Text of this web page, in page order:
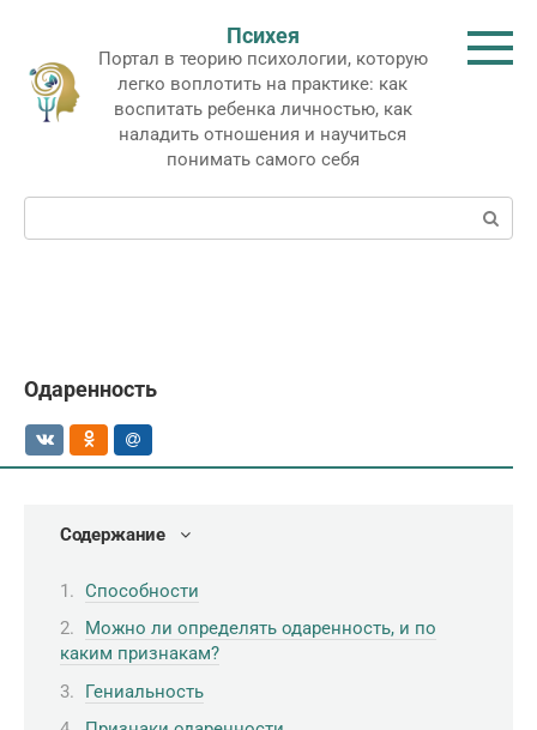
контенту
Психея
Портал в теорию психологии, которую
легко воплотить на практике: как
воспитать ребенка личностью, как
наладить отношения и научиться
понимать самого себя
Поиск:
Одаренность
Содержание
Способности
Можно ли определять одаренность, и по
каким признакам?
Гениальность